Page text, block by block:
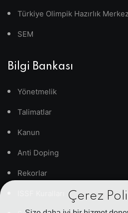
Çerez
Türkiye Olimpik Hazırlık
SEM
Bilgi Bankası
Yönetmelik
Talimatlar
Kanun
Anti Doping
Rekorlar